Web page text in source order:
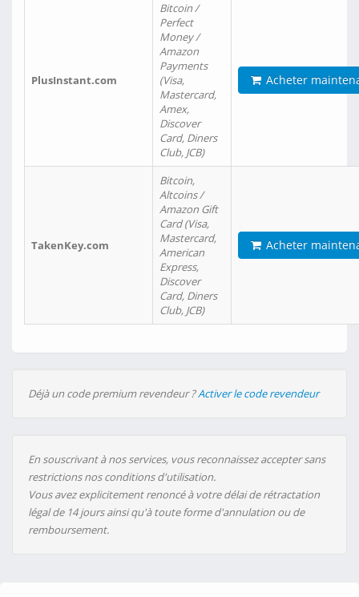
PlusInstant.com
Bitcoin /
Perfect
Money /
Amazon
Payments
(Visa,
Mastercard,
Amex,
Discover
Card, Diners
Club, JCB)
Acheter
TakenKey.com
Bitcoin,
Altcoins /
Amazon Gift
Card (Visa,
Mastercard,
American
Express,
Discover
Card, Diners
Club, JCB)
Acheter
Déjà un code premium revendeur ?Activer le code revendeur
En souscrivant à nos services, vous reconnaissez accepter sans
restrictions nos conditions d'utilisation.
Vous avez explicitement renoncé à votre délai de rétractation
légal de 14 jours ainsi qu'à toute forme d'annulation ou de
remboursement.